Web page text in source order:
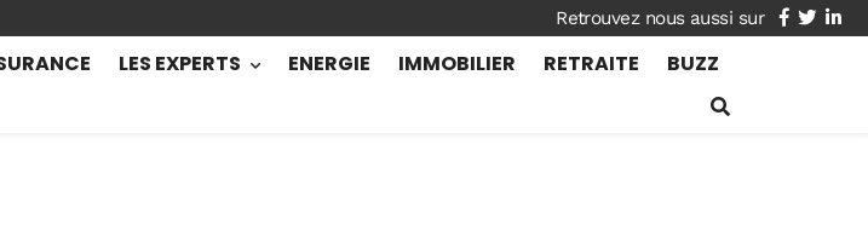
facebook
twitter
LES EXPERTS ENERGIE IMMOBILIER RETRAITE BUZZ